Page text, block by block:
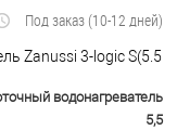
Под заказ (10-12 дней)
Zanussi 3-logic S(5.5
водонагреватель
5,5